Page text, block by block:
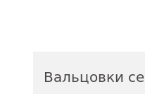
Вальцовки